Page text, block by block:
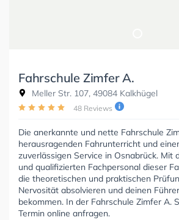
Fahrschule Zimfer A.
Meller Str. 107, 49084 Kalkhügel
48 Reviews
Die anerkannte und nette Fahrschule
herausragenden Fahrunterricht und
zuverlässigen Service in Osnabrück. Mit
und qualifizierten Fachpersonal dieser
die theoretischen und praktischen
Nervosität absolvieren und deinen
bekommen. In der Fahrschule Zimfer A.
Termin online anfragen.